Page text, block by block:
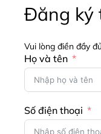
Đăng ký
Vui lòng điền đầy
Họ và tên
Số điện thoại